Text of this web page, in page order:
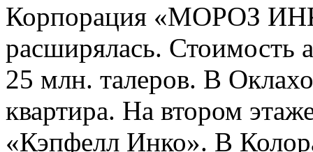
Корпорация «МОРОЗ
расширялась. Стоимость
25 млн. талеров. В
квартира. На втором
«Кэпфелл Инко». В